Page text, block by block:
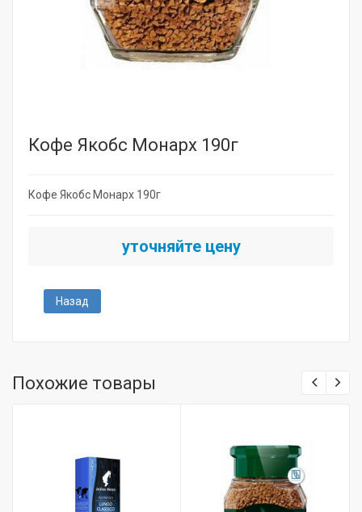
Кофе Якобс Монарх 190г
Кофе Якобс Монарх 190г
уточняйте цену
Назад
Похожие товары